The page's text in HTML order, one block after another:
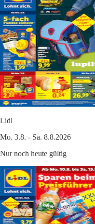
Lidl
Mo. 3.8. - Sa. 8.8.2026
Nur noch heute gültig